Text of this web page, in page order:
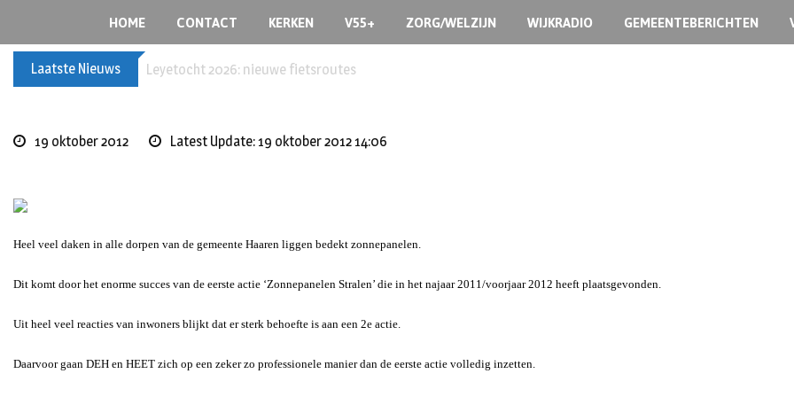
content
HOME CONTACT KERKEN V55+ ZORG/WELZIJN WIJKRADIO GEMEENTEBERICHTEN
Laatste Nieuws 60+ en nog zin om te voetballen? Kom Walking Footballen!
19 oktober 2012 Latest Update: 19 oktober 2012 14:06
Heel veel daken in alle dorpen van de gemeente Haaren liggen bedekt zonnepanelen.
Dit komt door het enorme succes van de eerste actie ‘Zonnepanelen Stralen’ die in het najaar 2011/voorjaar 2012 heeft plaatsgevonden.
Uit heel veel reacties van inwoners blijkt dat er sterk behoefte is aan een 2e actie.
Daarvoor gaan DEH en HEET zich op een zeker zo professionele manier dan de eerste actie volledig inzetten.